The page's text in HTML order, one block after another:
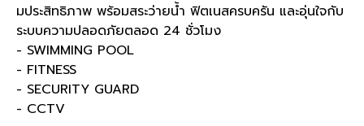
มประสิทธิภาพ พร้อมสระว่ายน้ำ ฟิตเนสครบครัน และอุ่นใจกับ
ระบบความปลอดภัยตลอด 24 ชั่วโมง
- SWIMMING POOL
- FITNESS
- SECURITY GUARD
- CCTV